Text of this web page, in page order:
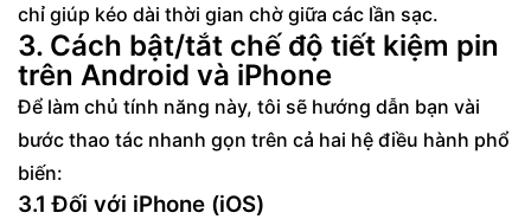
chỉ giúp kéo dài thời gian chờ giữa các lần sạc.
3. Cách bật/tắt chế độ tiết kiệm pin
trên Android và iPhone
Để làm chủ tính năng này, tôi sẽ hướng dẫn bạn vài
bước thao tác nhanh gọn trên cả hai hệ điều hành phổ
biến:
3.1 Đối với iPhone (iOS)